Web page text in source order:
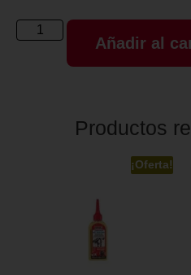
Añadir al
Productos
¡Oferta!